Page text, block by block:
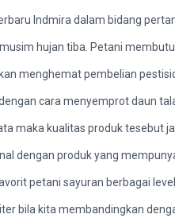
Indmira dalam bidang
hujan tiba. Petani
menghemat pembelian
cara menyemprot daun
maka kualitas produk tesebut
dengan produk yang
petani sayuran berbagai
bila kita membandingkan